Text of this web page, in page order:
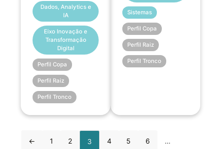
Dados, Analytics e
IA
Eixo Inovação e
Transformação
Digital
Perfil Copa
Perfil Raiz
Perfil Tronco
Sistemas
Perfil Copa
Perfil Raiz
Perfil Tronco
← 1 2 3 4 5 6 …